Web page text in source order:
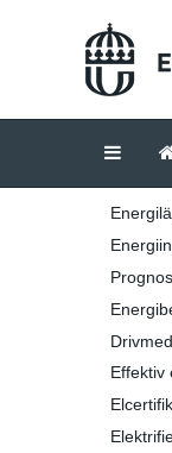
Effektiv